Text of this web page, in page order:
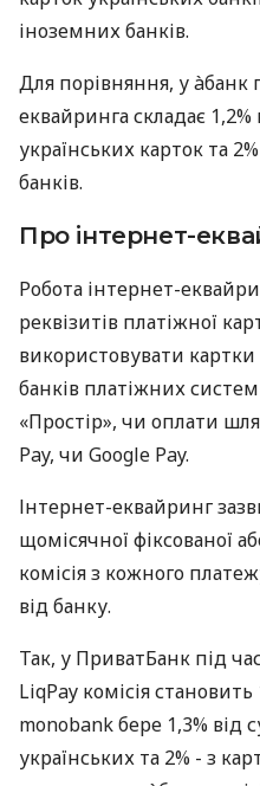
іноземних банків.
Для порівняння, у àбанк
еквайринга складає 1,2%
українських карток та
банків.
Про інтернет-
Робота інтернет-
реквізитів платіжної
використовувати
банків платіжних
«Простір», чи оплати
Pay, чи Google Pay.
Інтернет-еквайринг
щомісячної фіксованої
комісія з кожного
від банку.
Так, у ПриватБанк під
LiqPay комісія
monobank бере 1,3% від
українських та 2% - з